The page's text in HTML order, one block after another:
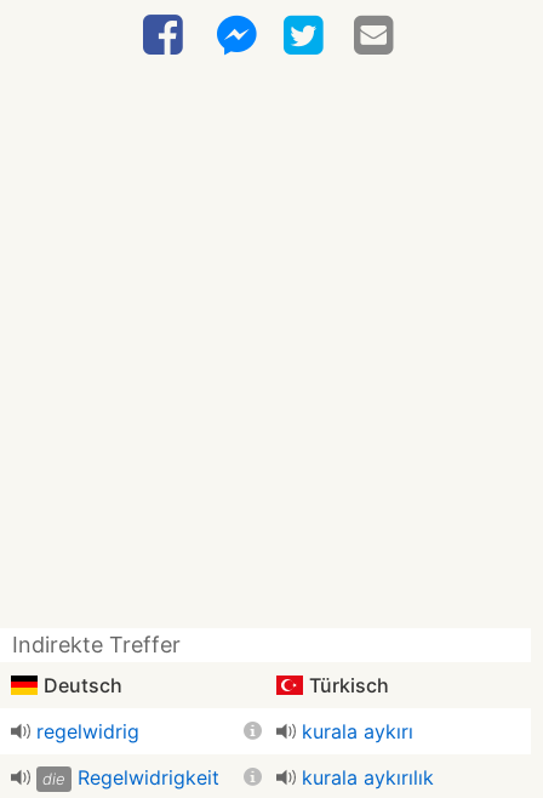
Indirekte Treffer
Deutsch
Türkisch
regelwidrig
kurala aykırı
die Regelwidrigkeit kurala aykırılık